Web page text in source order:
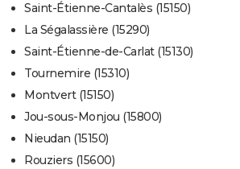
Saint-Étienne-Cantalès (15150)
La Ségalassière (15290)
Saint-Étienne-de-Carlat (15130)
Tournemire (15310)
Montvert (15150)
Jou-sous-Monjou (15800)
Nieudan (15150)
Rouziers (15600)